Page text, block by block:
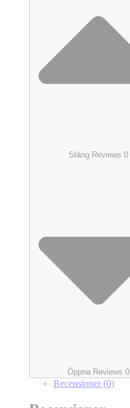
Stäng Reviews 0
Öppna Reviews 0
Recensioner (0)